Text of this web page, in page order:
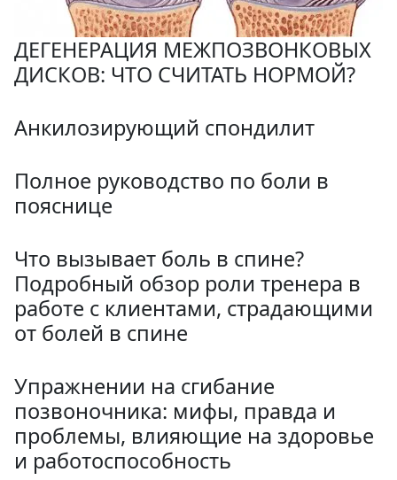
ДЕГЕНЕРАЦИЯ МЕЖПОЗВОНКОВЫХ
ДИСКОВ: ЧТО СЧИТАТЬ НОРМОЙ?
Анкилозирующий спондилит
Полное руководство по боли в
пояснице
Что вызывает боль в спине?
Подробный обзор роли тренера в
работе с клиентами, страдающими
от болей в спине
Упражнении на сгибание
позвоночника: мифы, правда и
проблемы, влияющие на здоровье
и работоспособность